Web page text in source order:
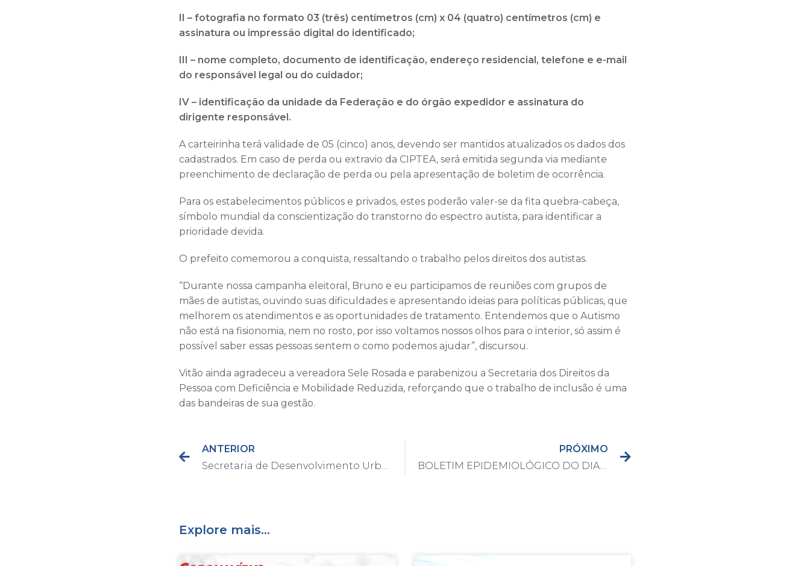
II – fotografia no formato 03 (três) centímetros (cm) x 04 (quatro) centímetros (cm) e
assinatura ou impressão digital do identificado;
III – nome completo, documento de identificação, endereço residencial, telefone e e-mail
do responsável legal ou do cuidador;
IV – identificação da unidade da Federação e do órgão expedidor e assinatura do
dirigente responsável.
A carteirinha terá validade de 05 (cinco) anos, devendo ser mantidos atualizados os dados dos
cadastrados. Em caso de perda ou extravio da CIPTEA, será emitida segunda via mediante
preenchimento de declaração de perda ou pela apresentação de boletim de ocorrência.
Para os estabelecimentos públicos e privados, estes poderão valer-se da fita quebra-cabeça,
símbolo mundial da conscientização do transtorno do espectro autista, para identificar a
prioridade devida.
O prefeito comemorou a conquista, ressaltando o trabalho pelos direitos dos autistas.
“Durante nossa campanha eleitoral, Bruno e eu participamos de reuniões com grupos de
mães de autistas, ouvindo suas dificuldades e apresentando ideias para políticas públicas, que
melhorem os atendimentos e as oportunidades de tratamento. Entendemos que o Autismo
não está na fisionomia, nem no rosto, por isso voltamos nossos olhos para o interior, só assim é
possível saber essas pessoas sentem o como podemos ajudar”, discursou.
Vitão ainda agradeceu a vereadora Sele Rosada e parabenizou a Secretaria dos Direitos da
Pessoa com Deficiência e Mobilidade Reduzida, reforçando que o trabalho de inclusão é uma
das bandeiras de sua gestão.
ANTERIOR
Secretaria de Desenvolvimento Urbano visita ecopontos em Itu buscando modernas soluções para o descarte de resíduos sólidos
PRÓXIMO
BOLETIM EPIDEMIOLÓGICO DO DIA 28/05/2021
Explore mais...